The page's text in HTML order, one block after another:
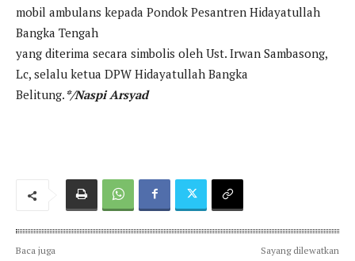
mobil ambulans kepada Pondok Pesantren Hidayatullah
Bangka Tengah
yang diterima secara simbolis oleh Ust. Irwan Sambasong,
Lc, selalu ketua DPW Hidayatullah Bangka
Belitung.*/Naspi Arsyad
Baca juga Sayang dilewatkan